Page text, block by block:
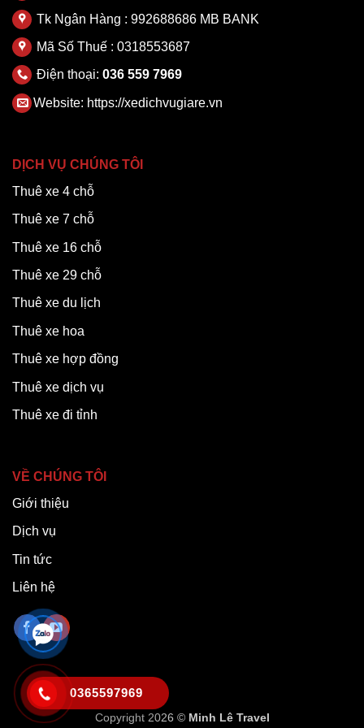
Tk Ngân Hàng : 992688686 MB BANK
Mã Số Thuế : 0318553687
Điện thoại: 036 559 7969
Website: https://xedichvugiare.vn
DỊCH VỤ CHÚNG TÔI
Thuê xe 4 chỗ
Thuê xe 7 chỗ
Thuê xe 16 chỗ
Thuê xe 29 chỗ
Thuê xe du lịch
Thuê xe hoa
Thuê xe hợp đồng
Thuê xe dịch vụ
Thuê xe đi tỉnh
VỀ CHÚNG TÔI
Giới thiệu
Dịch vụ
Tin tức
Liên hệ
Copyright 2026 © Minh Lê Travel
0365597969